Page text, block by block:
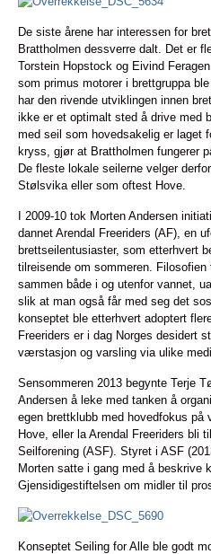
De siste årene har interessen for
Brattholmen dessverre dalt. Det er
Torstein Hopstock og Eivind
som primus motorer i brettgruppa
har den rivende utviklingen innen
ikke er et optimalt sted å drive med
med seil som hovedsakelig er laget
kryss, gjør at Brattholmen fungerer
De fleste lokale seilerne velger
Stølsvika eller som oftest Hove.
I 2009-10 tok Morten Andersen
dannet Arendal Freeriders (AF), en
brettseilentusiaster, som etterhvert
tilreisende om sommeren.
sammen både i og utenfor vannet,
slik at man også får med seg det
konseptet ble etterhvert adoptert
Freeriders er i dag Norges desidert
værstasjon og varsling via ulike
Sensommeren 2013 begynte Terje
Andersen å leke med tanken å
egen brettklubb med hovedfokus på
Hove, eller la Arendal Freeriders bli
Seilforening (ASF). Styret i ASF
Morten satte i gang med å beskrive
Gjensidigestiftelsen om midler til
Konseptet Seiling for Alle ble godt